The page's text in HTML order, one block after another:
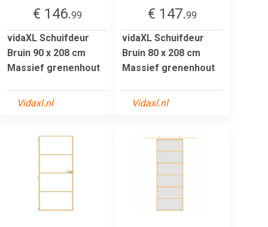
€ 146.99
vidaXL Schuifdeur
Bruin 90 x 208 cm
Massief grenenhout
Vidaxl.nl
€ 147.99
vidaXL Schuifdeur
Bruin 80 x 208 cm
Massief grenenhout
Vidaxl.nl